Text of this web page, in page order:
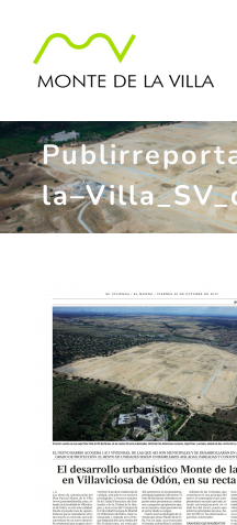
content